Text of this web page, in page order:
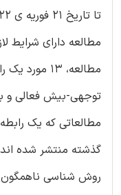
مطالعه، 13
توجهی-بیش فعالی و
مطالعاتی که یک
گذشته منتشر شده
روش شناسی ناهمگون